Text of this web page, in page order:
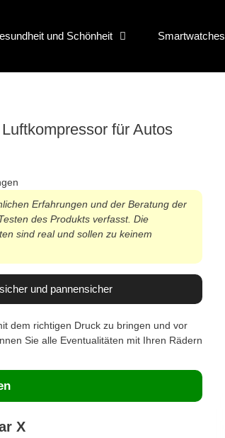
und Schönheit Smartwatches
für Autos
Erfahrungen und der Beratung der
des Produkts verfasst. Die
sind real und sollen zu keinem
und pannensicher
dem richtigen Druck zu bringen und vor
Sie alle Eventualitäten mit Ihren Rädern
X